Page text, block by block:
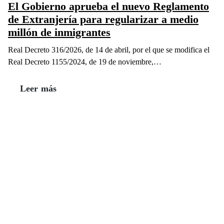
El Gobierno aprueba el nuevo Reglamento
de Extranjería para regularizar a medio
millón de inmigrantes
Real Decreto 316/2026, de 14 de abril, por el que se modifica el
Real Decreto 1155/2024, de 19 de noviembre,…
Leer más